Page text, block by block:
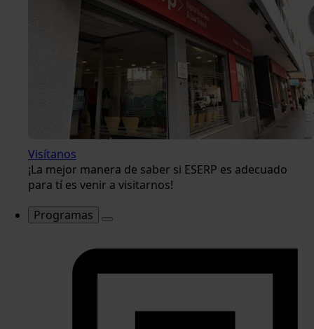
Visítanos
¡La mejor manera de saber si ESERP es adecuado
para tí es venir a visitarnos!
Programas